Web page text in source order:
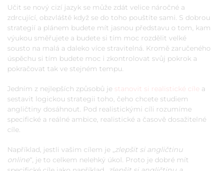
Učit se nový cizí jazyk se může zdát velice náročné a
zdrcující, obzvláště když se do toho pouštíte sami. S dobrou
strategií a plánem budete mít jasnou představu o tom, kam
výukou směřujete a budete si tím moc rozdělit velké
sousto na malá a daleko více stravitelná. Kromě zaručeného
úspěchu si tím budete moc i zkontrolovat svůj pokrok a
pokračovat tak ve stejném tempu.
Jedním z nejlepších způsobů je stanovit si realistické cíle a
sestavit logickou strategii toho, čeho chcete studiem
angličtiny dosáhnout. Pod realistickými cíli rozumíme
specifické a reálné ambice, realistické a časově dosažitelné
cíle.
Například, jestli vašim cílem je „zlepšit si angličtinu
online“, je to celkem nelehký úkol. Proto je dobré mít